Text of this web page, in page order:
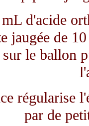
d'acide
jaugée de
le ballon
régularise
par de